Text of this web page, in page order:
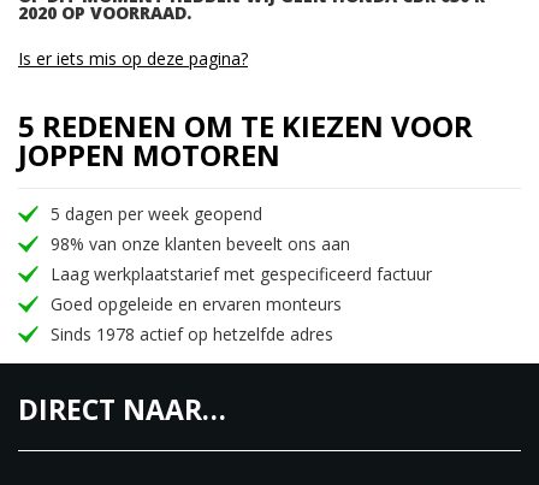
2020 OP VOORRAAD.
Is er iets mis op deze pagina?
5 REDENEN OM TE KIEZEN VOOR
JOPPEN MOTOREN
5 dagen per week geopend
98% van onze klanten beveelt ons aan
Laag werkplaatstarief met gespecificeerd factuur
Goed opgeleide en ervaren monteurs
Sinds 1978 actief op hetzelfde adres
DIRECT NAAR…